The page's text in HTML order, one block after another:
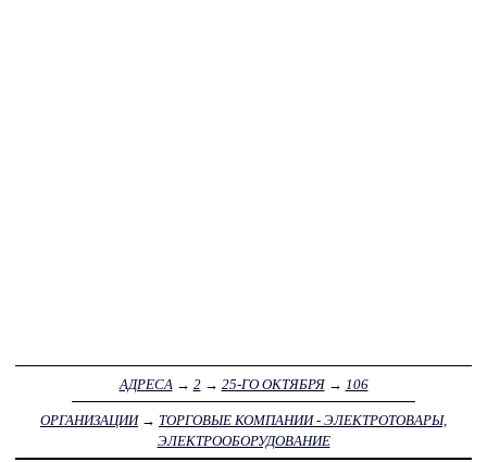
АДРЕСА → 2→ 25-ГО ОКТЯБРЯ→ 106
ОРГАНИЗАЦИИ→ ТОРГОВЫЕ КОМПАНИИ - ЭЛЕКТРОТОВАРЫ,
ЭЛЕКТРООБОРУДОВАНИЕ